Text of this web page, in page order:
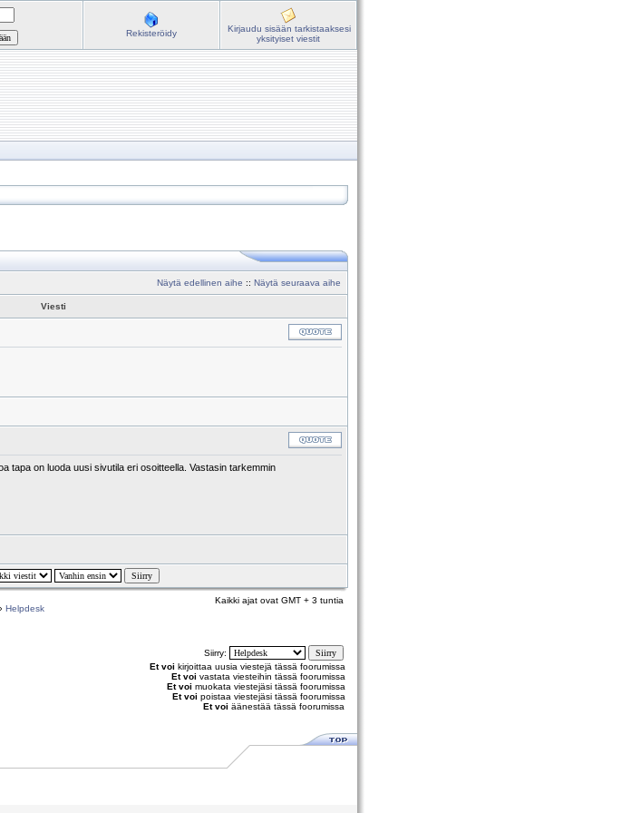
Rekisteröidy
Kirjaudu sisään tarkistaaksesi
yksityiset viestit
Näytä edellinen aihe :: Näytä seuraava aihe
Viesti
tapa on luoda uusi sivutila eri osoitteella. Vastasin tarkemmin
Helpdesk
Kaikki ajat ovat GMT + 3 tuntia
Siirry:
Et voi kirjoittaa uusia viestejä tässä foorumissa
Et voi vastata viesteihin tässä foorumissa
Et voi muokata viestejäsi tässä foorumissa
Et voi poistaa viestejäsi tässä foorumissa
Et voi äänestää tässä foorumissa